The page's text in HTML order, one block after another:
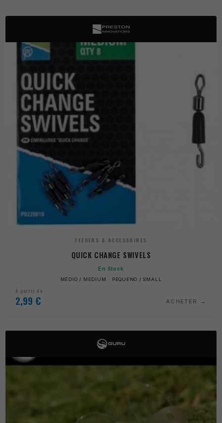
FEEDERS & ACCESSOIRES
QUICK CHANGE SWIVELS
En Stock
MÉDIO / MEDIUM · PEQUENO / SMALL
À partir de
2,99 € ACHETER